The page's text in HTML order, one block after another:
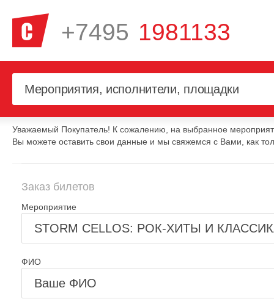
+7495 1981133
Уважаемый Покупатель! К сожалению, на выбранное
Вы можете оставить свои данные и мы свяжемся с Вами, как
Заказ билетов
Мероприятие
ФИО